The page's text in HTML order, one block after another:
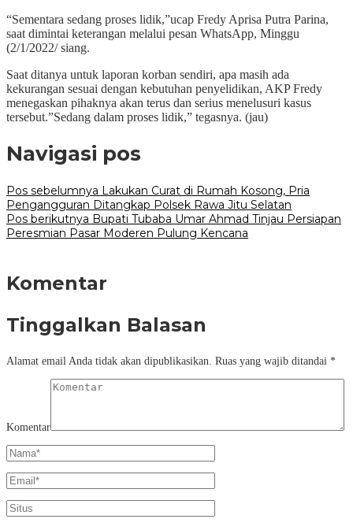
“Sementara sedang proses lidik,”ucap Fredy Aprisa Putra Parina,
saat dimintai keterangan melalui pesan WhatsApp, Minggu
(2/1/2022/ siang.
Saat ditanya untuk laporan korban sendiri, apa masih ada
kekurangan sesuai dengan kebutuhan penyelidikan, AKP Fredy
menegaskan pihaknya akan terus dan serius menelusuri kasus
tersebut.”Sedang dalam proses lidik,” tegasnya. (jau)
Navigasi pos
Pos sebelumnya Lakukan Curat di Rumah Kosong, Pria
Pengangguran Ditangkap Polsek Rawa Jitu Selatan
Pos berikutnya Bupati Tubaba Umar Ahmad Tinjau Persiapan
Peresmian Pasar Moderen Pulung Kencana
Komentar
Tinggalkan Balasan
Alamat email Anda tidak akan dipublikasikan. Ruas yang wajib ditandai *
Komentar